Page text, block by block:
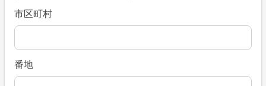
市区町村
番地